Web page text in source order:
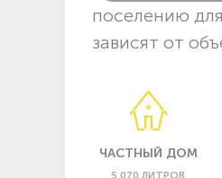
поселению
зависят от
ЧАСТНЫЙ ДОМ
5 070 ЛИТРОВ